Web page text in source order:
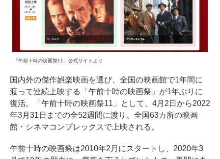
「午前十時の映画祭11」公式サイトより
国内外の傑作娯楽映画を選び、全国の映画館で1年間に
渡って連続上映する「午前十時の映画祭」が1年ぶりに
復活。「午前十時の映画祭11」として、4月2日から2022
年3月31日までの全52週間に渡り、全国63カ所の映画
館・シネマコンプレックスで上映される。
午前十時の映画祭は2010年2月にスタートし、2020年3